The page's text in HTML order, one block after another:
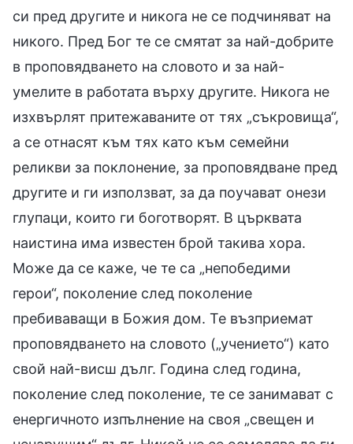
си пред другите и никога не се подчиняват на
никого. Пред Бог те се смятат за най-добрите
в проповядването на словото и за най-
умелите в работата върху другите. Никога не
изхвърлят притежаваните от тях „съкровища“,
а се отнасят към тях като към семейни
реликви за поклонение, за проповядване пред
другите и ги използват, за да поучават онези
глупаци, които ги боготворят. В църквата
наистина има известен брой такива хора.
Може да се каже, че те са „непобедими
герои“, поколение след поколение
пребиваващи в Божия дом. Те възприемат
проповядването на словото („учението“) като
свой най-висш дълг. Година след година,
поколение след поколение, те се занимават с
енергичното изпълнение на своя „свещен и